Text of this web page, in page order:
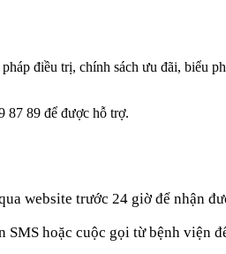
điều trị, chính sách ưu đãi, biểu
87 89 để được hỗ trợ.
website trước 24 giờ để nhận
SMS hoặc cuộc gọi từ bệnh viện